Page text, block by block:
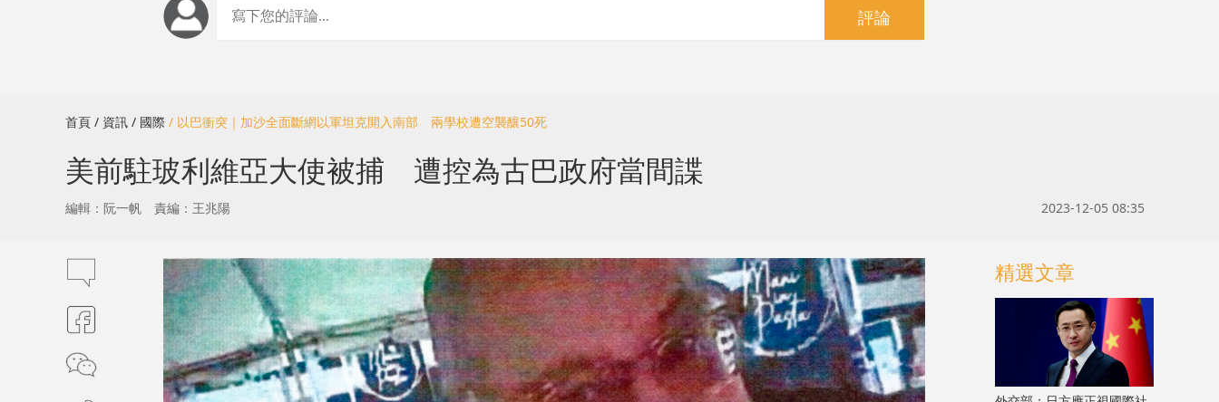
評論
首頁 / 資訊 / 國際 / 以巴衝突｜加沙全面斷網以軍坦克開入南部 兩學校遭空襲釀50死
美前駐玻利維亞大使被捕 遭控為古巴政府當間諜
編輯：阮一帆 責編：王兆陽 2023-12-05 08:35
精選文章